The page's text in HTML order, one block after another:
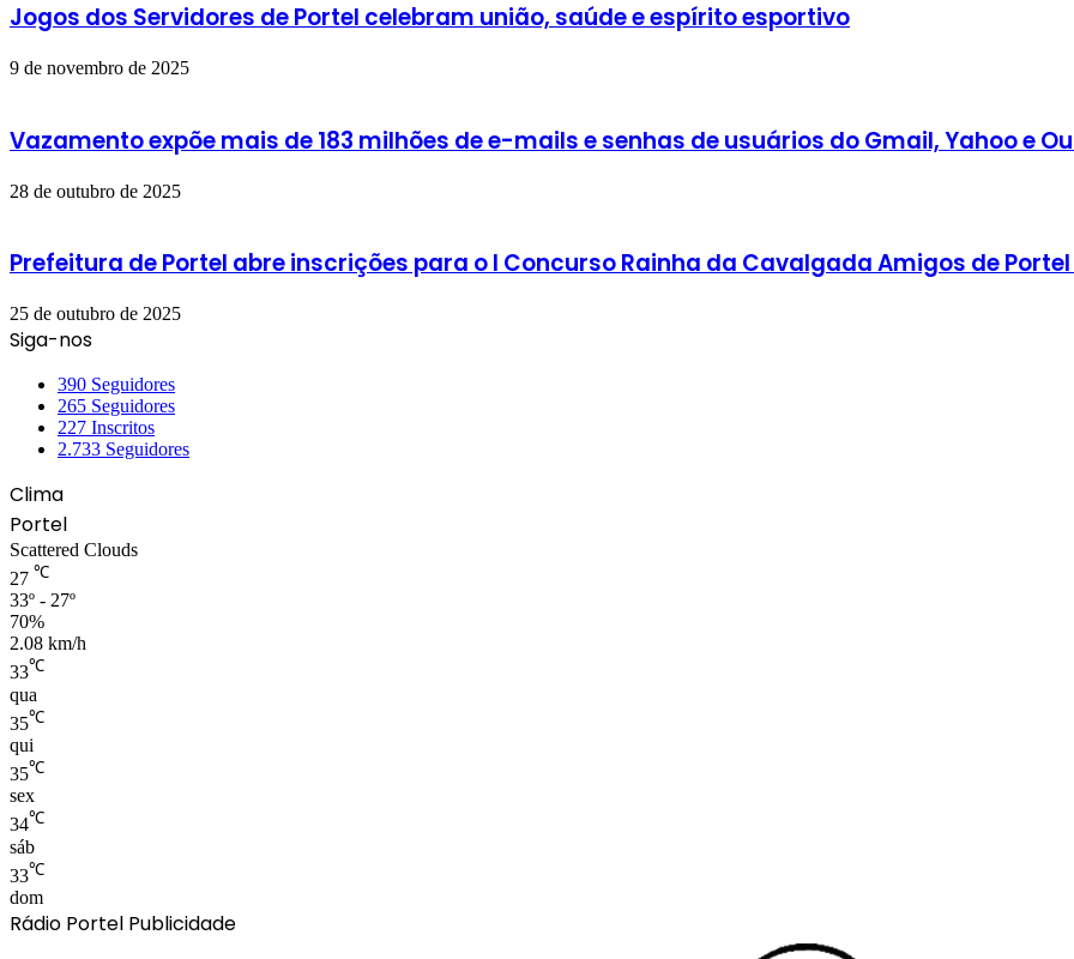
Jogos dos Servidores de Portel celebram união, saúde e espírito esportivo
9 de novembro de 2025
Vazamento expõe mais de 183 milhões de e-mails e senhas de usuários do Gmail, Yahoo e
28 de outubro de 2025
Prefeitura de Portel abre inscrições para o I Concurso Rainha da Cavalgada Amigos de Portel
25 de outubro de 2025
Siga-nos
390 Seguidores
265 Seguidores
227 Inscritos
2.733 Seguidores
Clima
Portel
Scattered Clouds
27 ℃
33º - 27º
70%
2.08 km/h
33℃
qua
35℃
qui
35℃
sex
34℃
sáb
33℃
dom
Rádio Portel Publicidade